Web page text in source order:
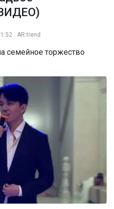
AR trend
семейное торжество